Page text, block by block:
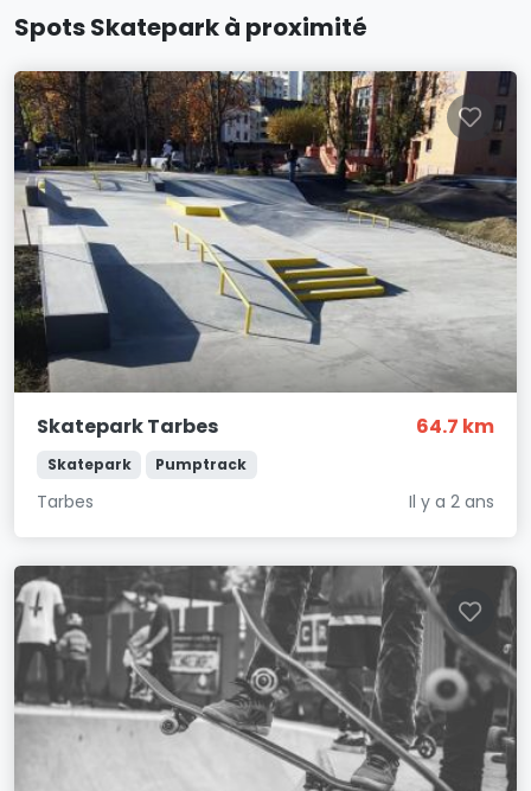
Spots Skatepark à proximité
Skatepark Tarbes 64.7 km
Skatepark Pumptrack
Tarbes Il y a 2 ans